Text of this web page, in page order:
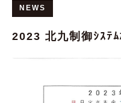
NEWS
2023 北九制御ｼｽﾃ